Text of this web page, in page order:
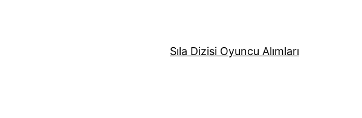
Sıla Dizisi Oyuncu Alımları